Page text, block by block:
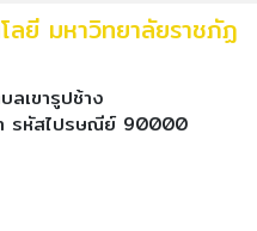
ลยี มหาวิทยาลัยราชภัฏ
เขารูปช้าง
รหัสไปรษณีย์ 90000